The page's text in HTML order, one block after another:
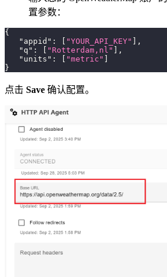
置参数：
{
"appid" : [ "YOUR_API_KEY" ] ,
"q" : [ "Rotterdam,nl" ] ,
"units" : [ "metric" ]
}
点击 Save 确认配置。